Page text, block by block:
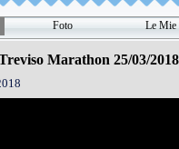
▼
Foto Le Mie
Marathon 25/03/